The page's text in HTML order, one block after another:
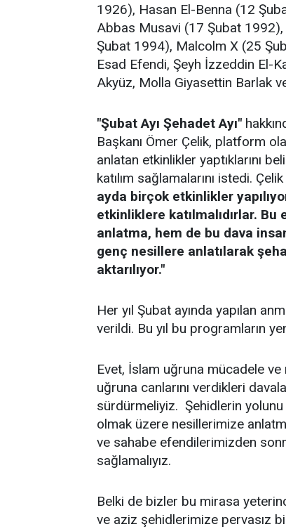
1926), Hasan El-Benna (12
Abbas Musavi (17 Şubat
Şubat 1994), Malcolm X (25
Esad Efendi, Şeyh İzzeddin El-
Akyüz, Molla Giyasettin Barlak
"Şubat Ayı Şehadet Ayı"
Başkanı Ömer Çelik, platform
anlatan etkinlikler yaptıklarını
katılım sağlamalarını istedi.
ayda birçok etkinlikler
etkinliklere katılmalıdırlar. Bu
anlatma, hem de bu dava
genç nesillere anlatılarak
aktarılıyor."
Her yıl Şubat ayında yapılan
verildi. Bu yıl bu programların
Evet, İslam uğruna mücadele
uğruna canlarını verdikleri
sürdürmeliyiz. Şehidlerin yolunu
olmak üzere nesillerimize
ve sahabe efendilerimizden
sağlamalıyız.
Belki de bizler bu mirasa
ve aziz şehidlerimize pervasız